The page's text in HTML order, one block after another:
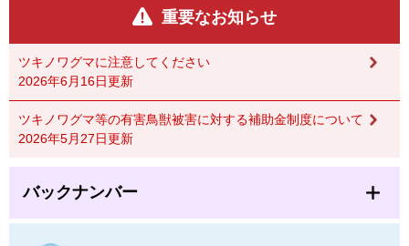
重要なお知らせ
ツキノワグマに注意してください
2026年6月16日更新
ツキノワグマ等の有害鳥獣被害に対する補助金制度について
2026年5月27日更新
バックナンバー